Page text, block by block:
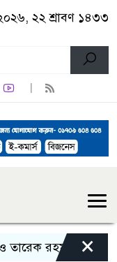
২২ শ্রাবণ ১৪৩৩
রহমানকে নিয়ে
×